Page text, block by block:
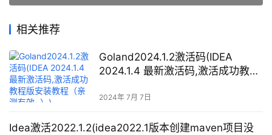
相关推荐
Goland2024.1.2激活码(IDEA
2024.1.4 最新激活码,激活成功教程
2024年 7月 7日
Idea激活2022.1.2(idea2022.1版本创建maven项目没